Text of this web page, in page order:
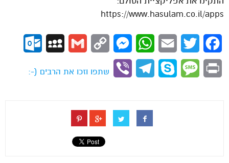
https://www.hasulam.co.il/apps
Facebook
Twitter
Email
WhatsApp
Messenger
Copy
Gmail
MySpace
Print
Message
Skype
Telegram
Viber
שתפו וזכו את הרבים (-: